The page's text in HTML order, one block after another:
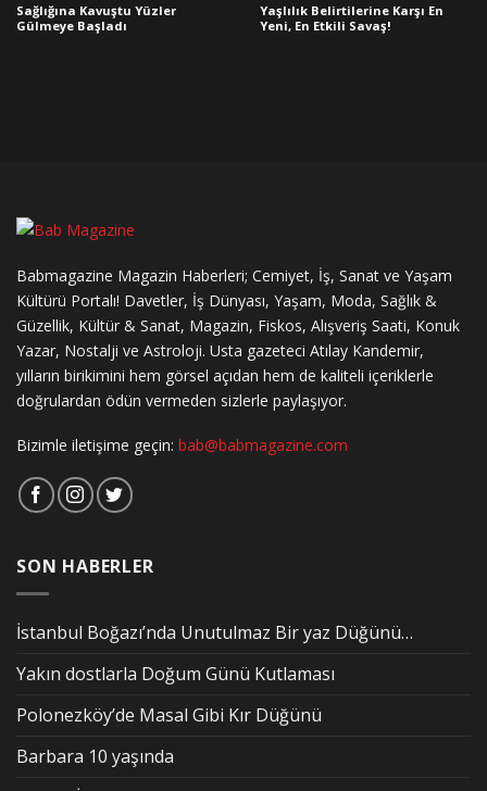
Sağlığına Kavuştu Yüzler
Gülmeye Başladı
Yaşlılık Belirtilerine Karşı En
Yeni, En Etkili Savaş!
Babmagazine Magazin Haberleri; Cemiyet, İş, Sanat ve Yaşam
Kültürü Portalı! Davetler, İş Dünyası, Yaşam, Moda, Sağlık &
Güzellik, Kültür & Sanat, Magazin, Fiskos, Alışveriş Saati, Konuk
Yazar, Nostalji ve Astroloji. Usta gazeteci Atılay Kandemir,
yılların birikimini hem görsel açıdan hem de kaliteli içeriklerle
doğrulardan ödün vermeden sizlerle paylaşıyor.
Bizimle iletişime geçin: bab@babmagazine.com
SON HABERLER
İstanbul Boğazı’nda Unutulmaz Bir yaz Düğünü…
Yakın dostlarla Doğum Günü Kutlaması
Polonezköy’de Masal Gibi Kır Düğünü
Barbara 10 yaşında